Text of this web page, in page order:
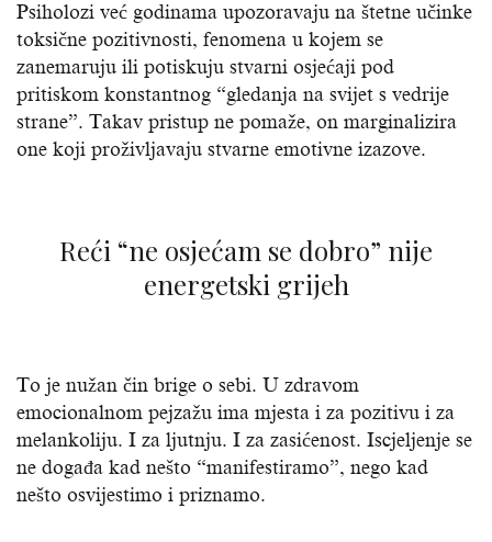
Psiholozi već godinama upozoravaju na štetne učinke
toksične pozitivnosti, fenomena u kojem se
zanemaruju ili potiskuju stvarni osjećaji pod
pritiskom konstantnog “gledanja na svijet s vedrije
strane”. Takav pristup ne pomaže, on marginalizira
one koji proživljavaju stvarne emotivne izazove.
Reći “ne osjećam se dobro” nije
energetski grijeh
To je nužan čin brige o sebi. U zdravom
emocionalnom pejzažu ima mjesta i za pozitivu i za
melankoliju. I za ljutnju. I za zasićenost. Iscjeljenje se
ne događa kad nešto “manifestiramo”, nego kad
nešto osvijestimo i priznamo.